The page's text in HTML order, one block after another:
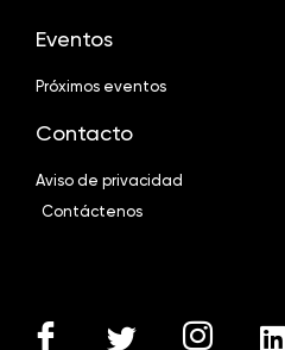
Eventos
Próximos eventos
Contacto
Aviso de privacidad
Contáctenos